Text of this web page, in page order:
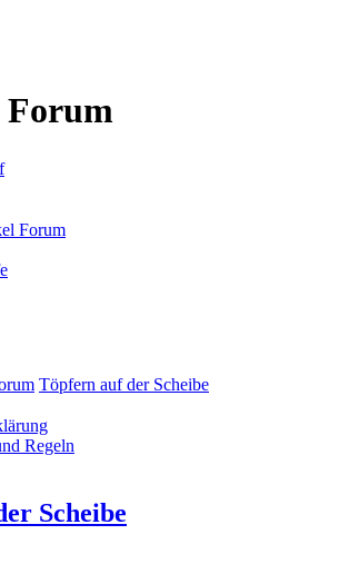
Forum
Töpfern auf der Scheibe
Regeln
Scheibe